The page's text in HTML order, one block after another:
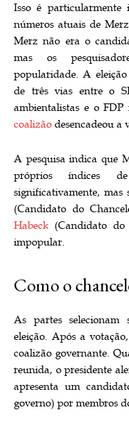
Isso é particularmente
números atuais de
Merz não era o
mas os
popularidade. A
de três vias entre o
ambientalistas e o FDP
coalizão desencadeou a
A pesquisa indica que
próprios índices
significativamente,
(Candidato do
Habeck (Candidato do
impopular.
Como o
As partes
eleição. Após a
coalizão governante.
reunida, o presidente
apresenta um
governo) por membros